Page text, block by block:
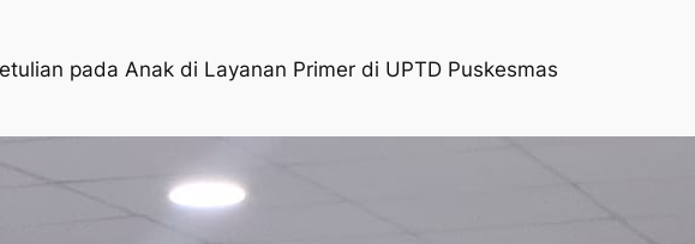
pada Anak di Layanan Primer di UPTD Puskesmas